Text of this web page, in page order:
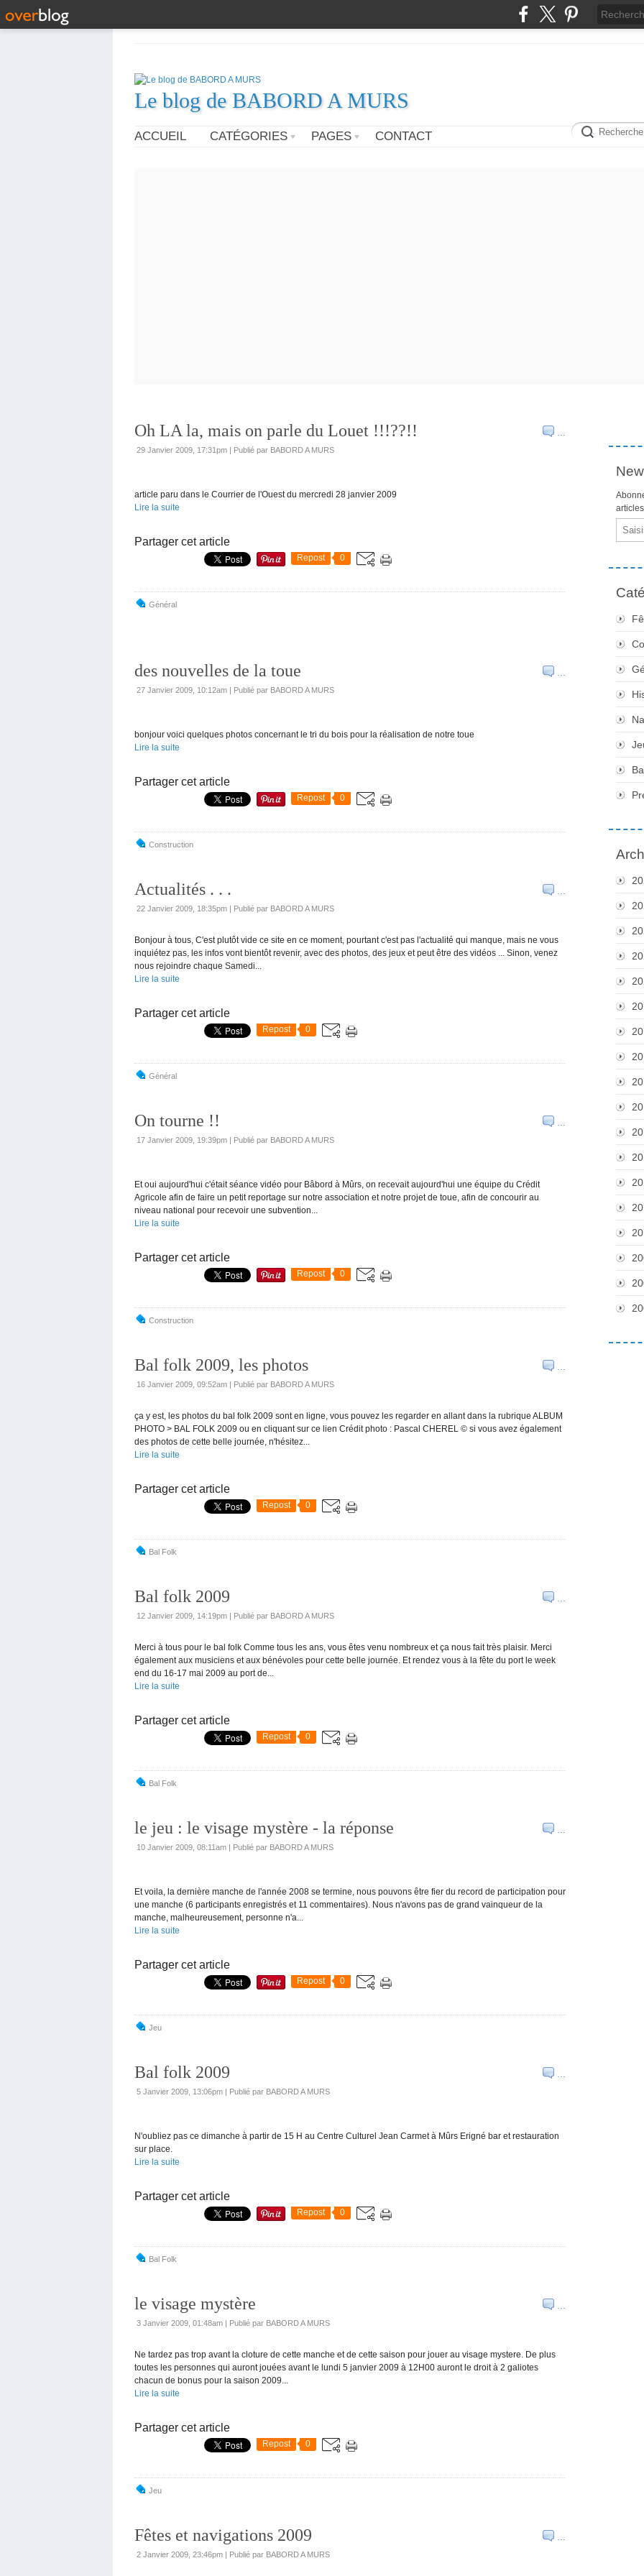
Le blog de BABORD A MURS
ACCUEIL CATÉGORIES PAGES CONTACT
…
Oh LA la, mais on parle du Louet !!!??!!
29 Janvier 2009, 17:31pm | Publié par BABORD A MURS
article paru dans le Courrier de l'Ouest du mercredi 28 janvier 2009
Lire la suite
Partager cet article
Repost 0
Général
…
des nouvelles de la toue
27 Janvier 2009, 10:12am | Publié par BABORD A MURS
bonjour voici quelques photos concernant le tri du bois pour la réalisation de notre toue
Lire la suite
Partager cet article
Repost 0
Construction
…
Actualités . . .
22 Janvier 2009, 18:35pm | Publié par BABORD A MURS
Bonjour à tous, C'est plutôt vide ce site en ce moment, pourtant c'est pas l'actualité qui manque, mais ne vous
inquiétez pas, les infos vont bientôt revenir, avec des photos, des jeux et peut être des vidéos ... Sinon, venez
nous rejoindre chaque Samedi...
Lire la suite
Partager cet article
Repost 0
Général
…
On tourne !!
17 Janvier 2009, 19:39pm | Publié par BABORD A MURS
Et oui aujourd'hui c'était séance vidéo pour Bâbord à Mûrs, on recevait aujourd'hui une équipe du Crédit
Agricole afin de faire un petit reportage sur notre association et notre projet de toue, afin de concourir au
niveau national pour recevoir une subvention...
Lire la suite
Partager cet article
Repost 0
Construction
…
Bal folk 2009, les photos
16 Janvier 2009, 09:52am | Publié par BABORD A MURS
ça y est, les photos du bal folk 2009 sont en ligne, vous pouvez les regarder en allant dans la rubrique ALBUM
PHOTO > BAL FOLK 2009 ou en cliquant sur ce lien Crédit photo : Pascal CHEREL © si vous avez également
des photos de cette belle journée, n'hésitez...
Lire la suite
Partager cet article
Repost 0
Bal Folk
…
Bal folk 2009
12 Janvier 2009, 14:19pm | Publié par BABORD A MURS
Merci à tous pour le bal folk Comme tous les ans, vous êtes venu nombreux et ça nous fait très plaisir. Merci
également aux musiciens et aux bénévoles pour cette belle journée. Et rendez vous à la fête du port le week
end du 16-17 mai 2009 au port de...
Lire la suite
Partager cet article
Repost 0
Bal Folk
…
le jeu : le visage mystère - la réponse
10 Janvier 2009, 08:11am | Publié par BABORD A MURS
Et voila, la dernière manche de l'année 2008 se termine, nous pouvons être fier du record de participation pour
une manche (6 participants enregistrés et 11 commentaires). Nous n'avons pas de grand vainqueur de la
manche, malheureusement, personne n'a...
Lire la suite
Partager cet article
Repost 0
Jeu
…
Bal folk 2009
5 Janvier 2009, 13:06pm | Publié par BABORD A MURS
N'oubliez pas ce dimanche à partir de 15 H au Centre Culturel Jean Carmet à Mûrs Erigné bar et restauration
sur place.
Lire la suite
Partager cet article
Repost 0
Bal Folk
…
le visage mystère
3 Janvier 2009, 01:48am | Publié par BABORD A MURS
Ne tardez pas trop avant la cloture de cette manche et de cette saison pour jouer au visage mystere. De plus
toutes les personnes qui auront jouées avant le lundi 5 janvier 2009 à 12H00 auront le droit à 2 galiotes
chacun de bonus pour la saison 2009...
Lire la suite
Partager cet article
Repost 0
Jeu
…
Fêtes et navigations 2009
2 Janvier 2009, 23:46pm | Publié par BABORD A MURS
Email